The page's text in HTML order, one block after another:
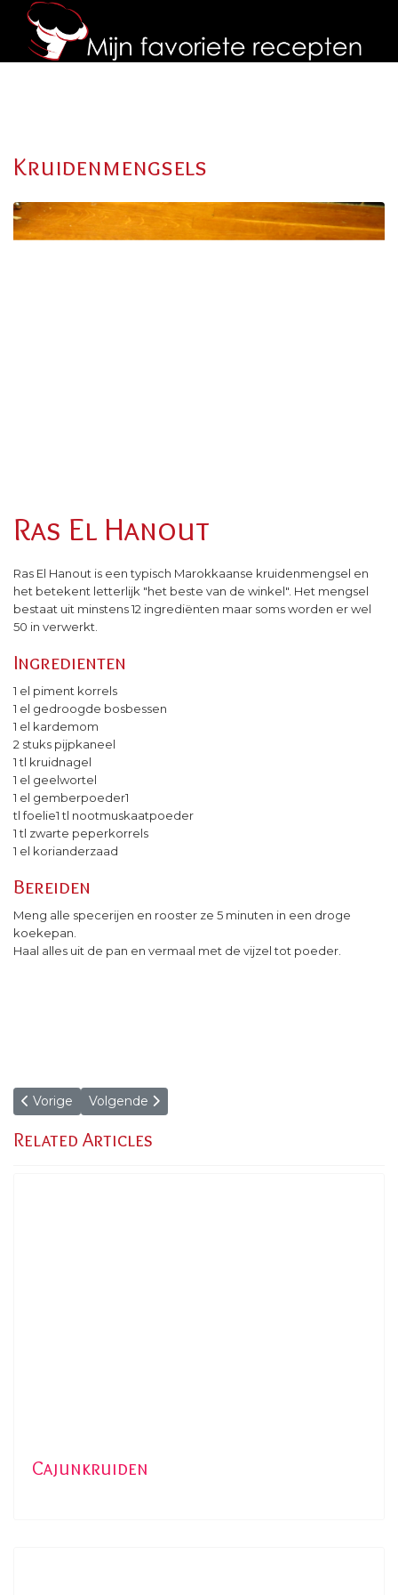
Kruidenmengsels
Ras El Hanout
Ras El Hanout is een typisch Marokkaanse kruidenmengsel en
het betekent letterlijk "het beste van de winkel". Het mengsel
bestaat uit minstens 12 ingrediënten maar soms worden er wel
50 in verwerkt.
Ingredienten
1 el piment korrels
1 el gedroogde bosbessen
1 el kardemom
2 stuks pijpkaneel
1 tl kruidnagel
1 el geelwortel
1 el gemberpoeder1
tl foelie1 tl nootmuskaatpoeder
1 tl zwarte peperkorrels
1 el korianderzaad
Bereiden
Meng alle specerijen en rooster ze 5 minuten in een droge
koekepan.
Haal alles uit de pan en vermaal met de vijzel tot poeder.
Vorig artikel: Gyroskruiden
Vorige Volgende artikel: Shoarmakruiden
Volgende
Related Articles
Cajunkruiden